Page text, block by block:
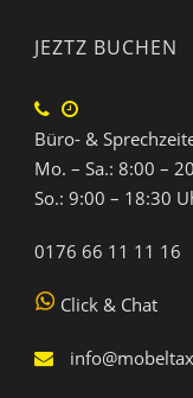
JEZTZ BUCHEN
Büro- &
Mo. – Sa.: 8:00 –
So.: 9:00 – 18:30
0176 66 11 11 16
Click & Chat